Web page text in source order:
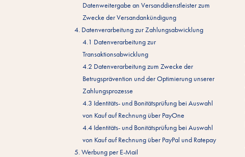
Datenweitergabe an Versanddienstleister zum
Zwecke der Versandankündigung
4. Datenverarbeitung zur Zahlungsabwicklung
4.1 Datenverarbeitung zur
Transaktionsabwicklung
4.2 Datenverarbeitung zum Zwecke der
Betrugsprävention und der Optimierung unserer
Zahlungsprozesse
4.3 Identitäts- und Bonitätsprüfung bei Auswahl
von Kauf auf Rechnung über PayOne
4.4 Identitäts- und Bonitätsprüfung bei Auswahl
von Kauf auf Rechnung über PayPal und Ratepay
5. Werbung per E-Mail